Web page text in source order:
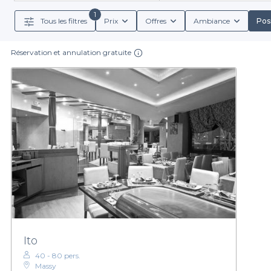
Lorsque vous réservez avec nous, vous bénéficiez
En choisissant Privateaser, vous vous simplifiez la
dansants de Massy en un
Ne laissez pas passer l'occasion de créer des
dans l'organisation de
Tous les filtres
1
Prix Offres Ambiance
Réservation et annulation gratuite
Ito
40 - 80 pers.
Massy